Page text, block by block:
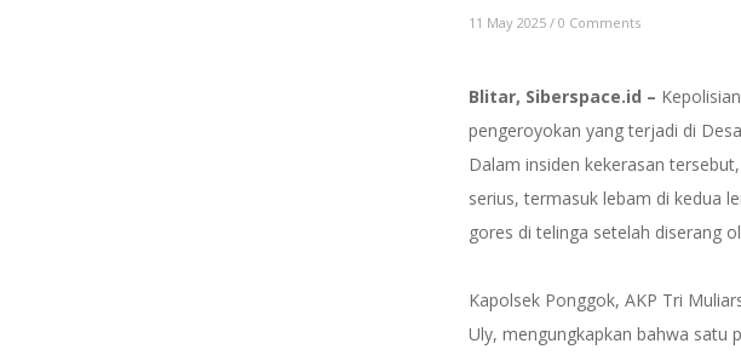
11 May 2025 / 0 Comments
Blitar, Siberspace.id –
pengeroyokan yang terjadi di
Dalam insiden kekerasan
serius, termasuk lebam di kedua
gores di telinga setelah diserang
Kapolsek Ponggok, AKP Tri
Uly, mengungkapkan bahwa satu